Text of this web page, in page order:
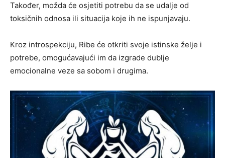
Također, možda će osjetiti potrebu da se udalje od
toksičnih odnosa ili situacija koje ih ne ispunjavaju.
Kroz introspekciju, Ribe će otkriti svoje istinske želje i
potrebe, omogućavajući im da izgrade dublje
emocionalne veze sa sobom i drugima.